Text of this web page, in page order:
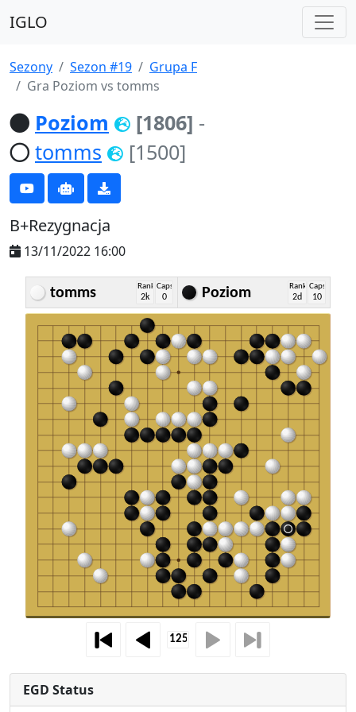
IGLO
Sezony Sezon #19
Grupa F
Gra Poziom vs tomms
Poziom [1806] -
tomms
[1500]
B+Rezygnacja
13/11/2022 16:00
tomms Rank
2k
Caps
0 Poziom Rank
2d
Caps
10
EGD Status